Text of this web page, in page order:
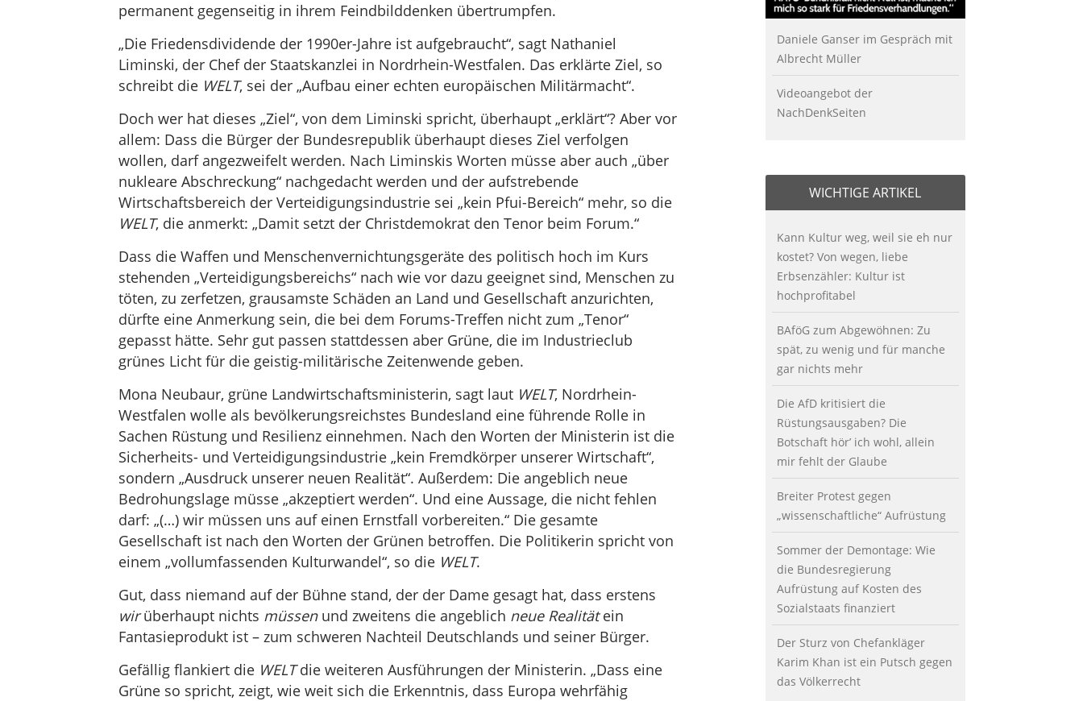
permanent gegenseitig in ihrem Feindbilddenken übertrumpfen.
„Die Friedensdividende der 1990er-Jahre ist aufgebraucht“, sagt Nathaniel
Liminski, der Chef der Staatskanzlei in Nordrhein-Westfalen. Das erklärte Ziel, so
schreibt die WELT, sei der „Aufbau einer echten europäischen Militärmacht“.
Doch wer hat dieses „Ziel“, von dem Liminski spricht, überhaupt „erklärt“? Aber vor
allem: Dass die Bürger der Bundesrepublik überhaupt dieses Ziel verfolgen
wollen, darf angezweifelt werden. Nach Liminskis Worten müsse aber auch „über
nukleare Abschreckung“ nachgedacht werden und der aufstrebende
Wirtschaftsbereich der Verteidigungsindustrie sei „kein Pfui-Bereich“ mehr, so die
WELT, die anmerkt: „Damit setzt der Christdemokrat den Tenor beim Forum.“
Dass die Waffen und Menschenvernichtungsgeräte des politisch hoch im Kurs
stehenden „Verteidigungsbereichs“ nach wie vor dazu geeignet sind, Menschen zu
töten, zu zerfetzen, grausamste Schäden an Land und Gesellschaft anzurichten,
dürfte eine Anmerkung sein, die bei dem Forums-Treffen nicht zum „Tenor“
gepasst hätte. Sehr gut passen stattdessen aber Grüne, die im Industrieclub
grünes Licht für die geistig-militärische Zeitenwende geben.
Mona Neubaur, grüne Landwirtschaftsministerin, sagt laut WELT, Nordrhein-
Westfalen wolle als bevölkerungsreichstes Bundesland eine führende Rolle in
Sachen Rüstung und Resilienz einnehmen. Nach den Worten der Ministerin ist die
Sicherheits- und Verteidigungsindustrie „kein Fremdkörper unserer Wirtschaft“,
sondern „Ausdruck unserer neuen Realität“. Außerdem: Die angeblich neue
Bedrohungslage müsse „akzeptiert werden“. Und eine Aussage, die nicht fehlen
darf: „(…) wir müssen uns auf einen Ernstfall vorbereiten.“ Die gesamte
Gesellschaft ist nach den Worten der Grünen betroffen. Die Politikerin spricht von
einem „vollumfassenden Kulturwandel“, so die WELT.
Gut, dass niemand auf der Bühne stand, der der Dame gesagt hat, dass erstens
wirüberhaupt nichts müssenund zweitens die angeblich neue Realitätein
Fantasieprodukt ist – zum schweren Nachteil Deutschlands und seiner Bürger.
Gefällig flankiert die WELTdie weiteren Ausführungen der Ministerin. „Dass eine
Grüne so spricht, zeigt, wie weit sich die Erkenntnis, dass Europa wehrfähig
Daniele Ganser im Gespräch mit
Albrecht Müller
Videoangebot der
NachDenkSeiten
WICHTIGE ARTIKEL
Kann Kultur weg, weil sie eh nur
kostet? Von wegen, liebe
Erbsenzähler: Kultur ist
hochprofitabel
BAföG zum Abgewöhnen: Zu
spät, zu wenig und für manche
gar nichts mehr
Die AfD kritisiert die
Rüstungsausgaben? Die
Botschaft hör’ ich wohl, allein
mir fehlt der Glaube
Breiter Protest gegen
„wissenschaftliche“ Aufrüstung
Sommer der Demontage: Wie
die Bundesregierung
Aufrüstung auf Kosten des
Sozialstaats finanziert
Der Sturz von Chefankläger
Karim Khan ist ein Putsch gegen
das Völkerrecht